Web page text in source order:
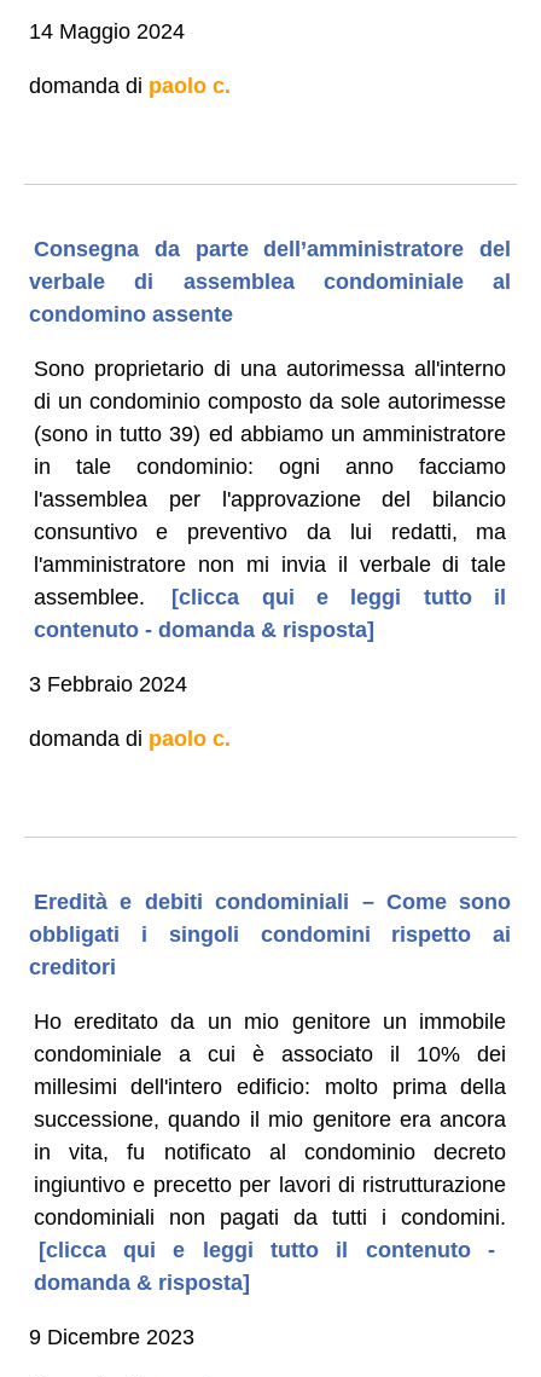
14 Maggio 2024
domanda di paolo c.
Consegna da parte dell’amministratore del
verbale di assemblea condominiale al
condomino assente
Sono proprietario di una autorimessa all'interno
di un condominio composto da sole autorimesse
(sono in tutto 39) ed abbiamo un amministratore
in tale condominio: ogni anno facciamo
l'assemblea per l'approvazione del bilancio
consuntivo e preventivo da lui redatti, ma
l'amministratore non mi invia il verbale di tale
assemblee.
[clicca qui e leggi tutto il
contenuto - domanda & risposta]
3 Febbraio 2024
domanda di paolo c.
Eredità e debiti condominiali – Come sono
obbligati i singoli condomini rispetto ai
creditori
Ho ereditato da un mio genitore un immobile
condominiale a cui è associato il 10% dei
millesimi dell'intero edificio: molto prima della
successione, quando il mio genitore era ancora
in vita, fu notificato al condominio decreto
ingiuntivo e precetto per lavori di ristrutturazione
condominiali non pagati da tutti i condomini.
[clicca qui e leggi tutto il contenuto -
domanda & risposta]
9 Dicembre 2023